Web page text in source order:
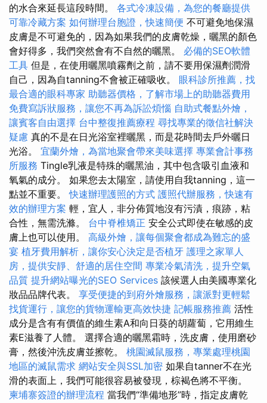
的水合來延長這段時間。 各式冷凍設備，為您的餐廳提供
可靠冷藏方案 如何辦理台胞證，快速簡便 不可避免地保濕
皮膚是不可避免的，因為如果我們的皮膚乾燥，曬黑的顏色
會好得多，我們突然會有不自然的曬黑。 必備的SEO軟體
工具 但是，在使用曬黑噴霧劑之前，請不要用保濕劑潤滑
自己，因為自tanning不會被正確吸收。 眼科診所推薦，找
最合適的眼科專家 助聽器價格，了解市場上的助聽器費用
免費寫訴狀服務，讓您不再為訴訟煩惱 自助式餐點外燴，
讓賓客自由選擇 台中整復推薦療程 尋找專業的徵信社解決
疑慮 真的不是在日光浴室裡曬黑，而是花時間去戶外曬日
光浴。 宜蘭外燴，為當地聚會帶來美味選擇 專業會計事務
所服務 Tingle乳液是特殊的曬黑油，其中包含吸引血液和
氧氣的成分。 如果您去太陽室，請使用自我tanning，這一
點並不重要。快速辦理護照的方式 護照代辦服務，快速有
效的辦理方案 輕，宜人，非分佈質地沒有污漬，痕跡，粘
合性，無需洗滌。 台中脊椎矯正 安全公式即使在敏感的皮
膚上也可以使用。 高級外燴，讓每個聚會都成為難忘的盛
宴 植牙費用解析，讓你安心決定是否植牙 護理之家單人
房，提供安靜、舒適的居住空間 專業冷氣清洗，提升空氣
品質 提升網站曝光的SEO Services 該候選人由美國專業化
妝品品牌代表。 享受便捷的到府外燴服務，讓派對更輕鬆
找貨運行，讓您的貨物運輸更高效快捷 記帳服務推薦 活性
成分是含有有價值的維生素A和向日葵的胡蘿蔔，它用維生
素E滋養了人體。 選擇合適的曬黑霜時，洗皮膚，使用磨砂
膏，然後沖洗皮膚並擦乾。 桃園滅鼠服務，專業處理桃園
地區的滅鼠需求 網站安全與SSL加密 如果自tanner不在光
滑的表面上，我們可能很容易被發現，棕褐色將不平衡。
柬埔寨簽證的辦理流程 當我們“準備地形”時，指定皮膚乾